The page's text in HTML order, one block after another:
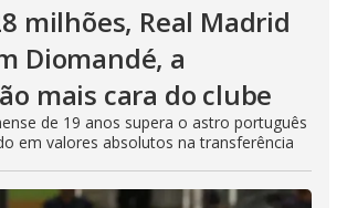
milhões, Real Madrid
Diomandé, a
mais cara do clube
de 19 anos supera o astro português
em valores absolutos na transferência